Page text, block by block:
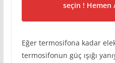
seçin ! Hemen
Eğer termosifona kadar
termosifonun güç ışığı